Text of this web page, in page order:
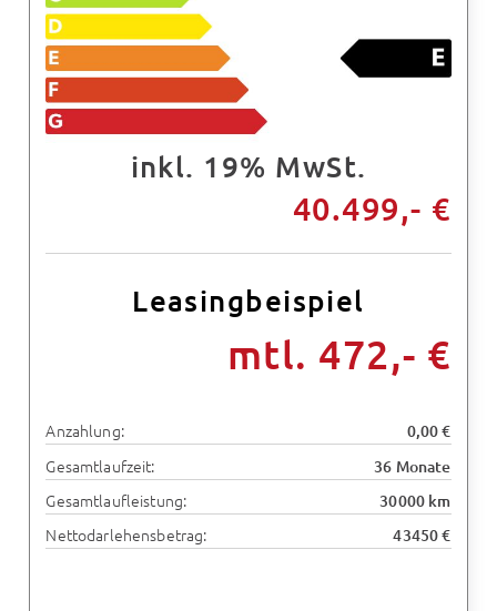
inkl. 19% MwSt.
40.499,- €
Leasingbeispiel
mtl. 472,- €
Anzahlung: 0,00 €
Gesamtlaufzeit: 36 Monate
Gesamtlaufleistung: 30000 km
Nettodarlehensbetrag: 43450 €